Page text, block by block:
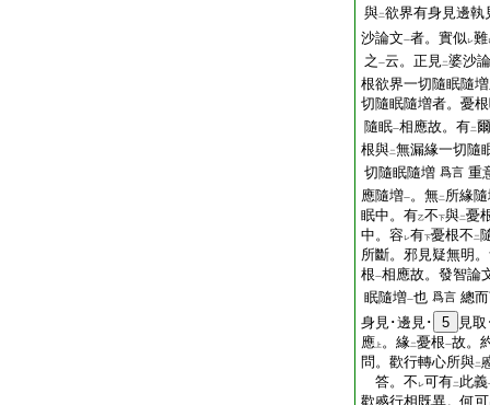
與二欲界有身見邊執
沙論文一者。實似レ難
之 一云。正見二婆沙論
根欲界一切隨眠隨
切隨眠隨増者。憂
隨眠一相應故。有二
根與二無漏緣一切隨
切隨眠隨増 爲言 重
應隨増一。無二 所緣
眠中。有乙不下與二憂
中。容レ有下憂根不 二
所斷。邪見疑無明
根一相應故。發智論
眠隨増一也 爲言 總
身見･邊見･
5
見
應 上 。緣二憂根一故。
問。歡行轉心所與二
答。不 レ可有二 此義
歡慼行相既異。何可